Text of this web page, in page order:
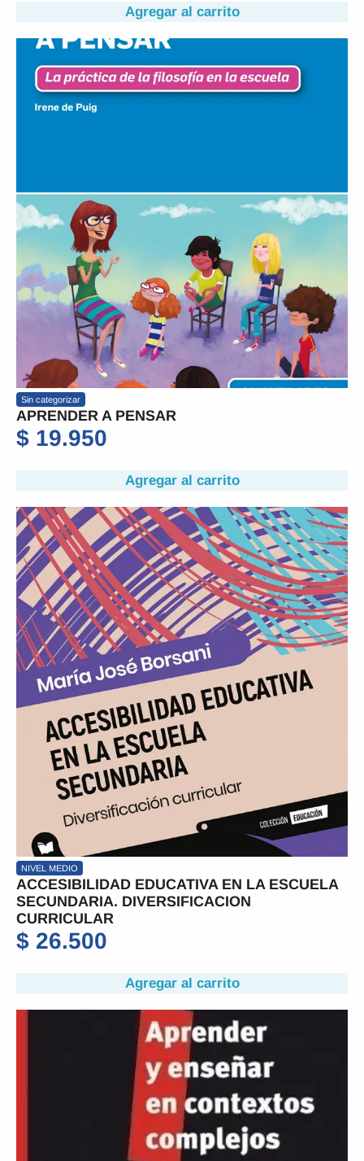
Agregar al carrito
Sin categorizar
APRENDER A PENSAR
$ 19.950
Agregar al carrito
NIVEL MEDIO
ACCESIBILIDAD EDUCATIVA EN LA ESCUELA
SECUNDARIA. DIVERSIFICACION
CURRICULAR
$ 26.500
Agregar al carrito